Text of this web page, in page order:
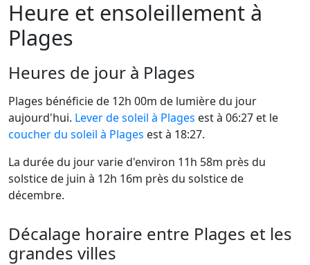
Heure et ensoleillement à
Plages
Heures de jour à Plages
Plages bénéficie de 12h 00m de lumière du jour
aujourd'hui. Lever de soleil à Plages est à 06:27 et le
coucher du soleil à Plages est à 18:27.
La durée du jour varie d'environ 11h 58m près du
solstice de juin à 12h 16m près du solstice de
décembre.
Décalage horaire entre Plages et les
grandes villes